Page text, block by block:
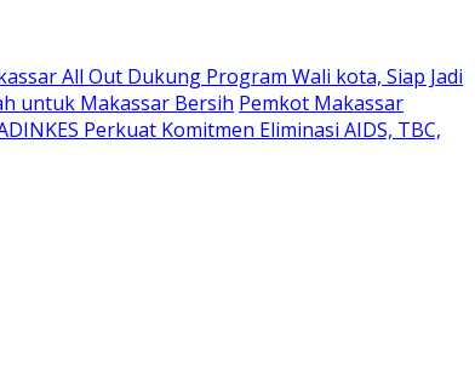
All Out Dukung Program Wali kota, Siap Jadi
untuk Makassar Bersih Pemkot Makassar
Perkuat Komitmen Eliminasi AIDS, TBC,